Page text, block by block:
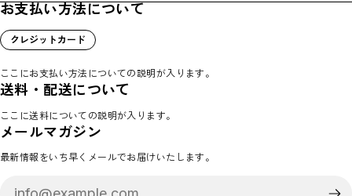
KIDS
Racket
Ball
Bag
Strings
Others
Wear
アクセス
ショップガイド
お支払い方法について
ブログ
コミュニティ
メンバーシップ
マイページ
ログイン
プライバシーポリシー
特定商取引法に基づく表記
会員規約
「tennis.」の使い方
「tennis.」のご購入
お支払い方法について
クレジットカード
ここにお支払い方法についての説明が入ります。
送料・配送について
ここに送料についての説明が入ります。
メールマガジン
最新情報をいち早くメールでお届けいたします。